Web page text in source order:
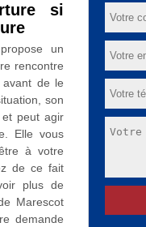
si
un
rencontre
avant de le
son
et peut agir
Elle vous
à votre
de ce fait
plus de
Marescot
demande